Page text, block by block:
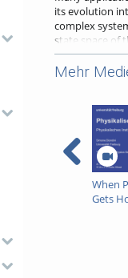
its evolution
complex
state space of
coherent
find quantum
the quantum
to the
target
Referent/in:
Edoardo
Mehr
When
Gets